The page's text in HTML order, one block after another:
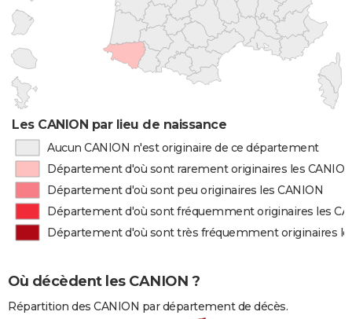
Les CANION par lieu de naissance
Aucun CANION n'est originaire de ce département
Département d'où sont rarement originaires les
Département d'où sont peu originaires les CANION
Département d'où sont fréquemment originaires les
Département d'où sont très fréquemment originaires
Où décèdent les CANION ?
Répartition des CANION par département de décès.